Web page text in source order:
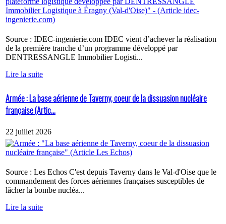
Source : IDEC-ingenierie.com IDEC vient d’achever la réalisation
de la première tranche d’un programme développé par
DENTRESSANGLE Immobilier Logisti...
Lire la suite
Armée : La base aérienne de Taverny, coeur de la dissuasion nucléaire
française (Artic...
22 juillet 2026
Source : Les Echos C'est depuis Taverny dans le Val-d'Oise que le
commandement des forces aériennes françaises susceptibles de
lâcher la bombe nucléa...
Lire la suite